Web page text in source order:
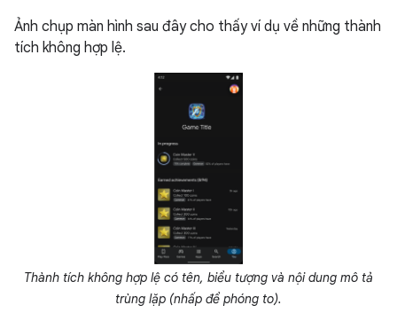
Ảnh chụp màn hình sau đây cho thấy ví dụ về những thành
tích không hợp lệ.
Thành tích không hợp lệ có tên, biểu tượng và nội dung mô tả
trùng lặp (nhấp để phóng to).